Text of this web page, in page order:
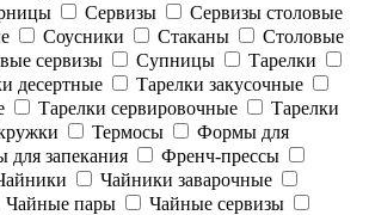
Сервизы
Сервизы столовые
Соусники Стаканы
Столовые
сервизы Супницы
Тарелки
десертные
Тарелки закусочные
Тарелки сервировочные
Тарелки
Термосы
Формы для
запекания
Френч-прессы
Чайники заварочные
Чайные пары
Чайные сервизы